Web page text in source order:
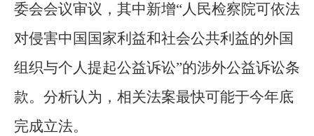
委会会议审议，其中新增“人民检察院可依法
对侵害中国国家利益和社会公共利益的外国
组织与个人提起公益诉讼”的涉外公益诉讼条
款。分析认为，相关法案最快可能于今年底
完成立法。